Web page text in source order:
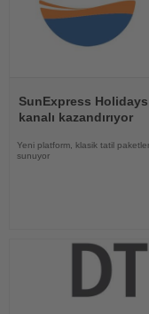
Oku
SunExpress Holidays
kanalı kazandırıyor
Yeni platform, klasik tatil
sunuyor